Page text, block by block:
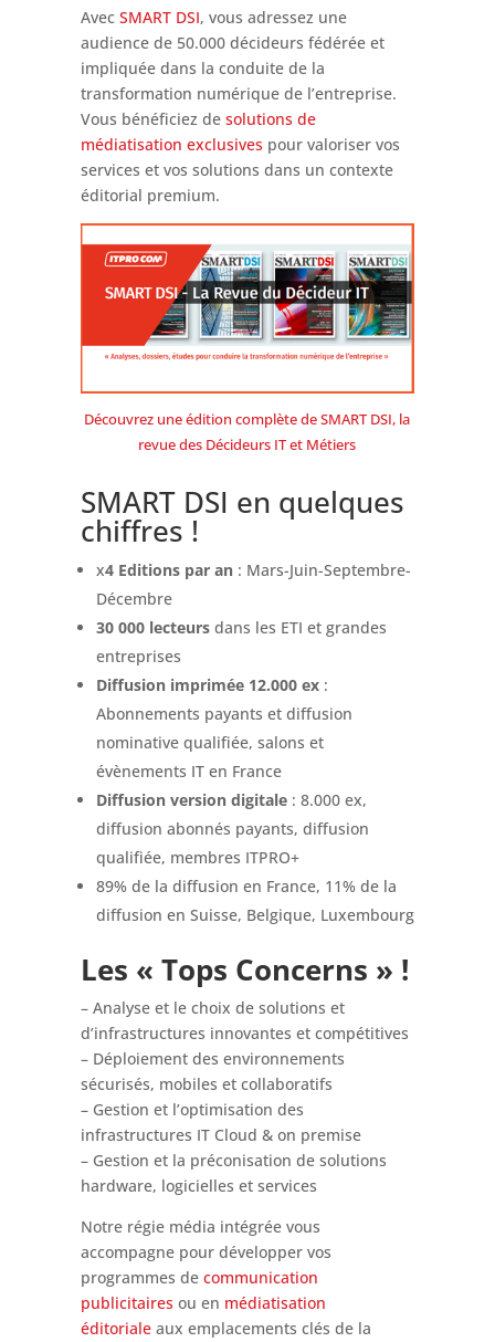
Avec SMART DSI, vous adressez une
audience de 50.000 décideurs fédérée et
impliquée dans la conduite de la
transformation numérique de l’entreprise.
Vous bénéficiez de solutions de
médiatisation exclusives pour valoriser vos
services et vos solutions dans un contexte
éditorial premium.
Découvrez une édition complète de SMART DSI, la
revue des Décideurs IT et Métiers
SMART DSI en quelques
chiffres !
x4 Editions par an: Mars-Juin-Septembre-
Décembre
30 000 lecteursdans les ETI et grandes
entreprises
Diffusion imprimée 12.000 ex:
Abonnements payants et diffusion
nominative qualifiée, salons et
évènements IT en France
Diffusion version digitale: 8.000 ex,
diffusion abonnés payants, diffusion
qualifiée, membres ITPRO+
89% de la diffusion en France, 11% de la
diffusion en Suisse, Belgique, Luxembourg
Les « Tops Concerns » !
– Analyse et le choix de solutions et
d’infrastructures innovantes et compétitives
– Déploiement des environnements
sécurisés, mobiles et collaboratifs
– Gestion et l’optimisation des
infrastructures IT Cloud & on premise
– Gestion et la préconisation de solutions
hardware, logicielles et services
Notre régie média intégrée vous
accompagne pour développer vos
programmes de communication
publicitaires ou en médiatisation
éditorialeaux emplacements clés de la